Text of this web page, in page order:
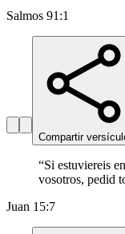
Salmos 91:1
Compartir
“Si estuviereis
vosotros, pedid
Juan 15:7